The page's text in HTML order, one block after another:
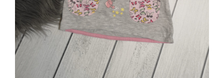
Spielzeug
Babyausstattung
Krims Krams